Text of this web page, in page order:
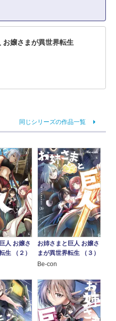
お嬢さまが異世界転生
同じシリーズの作品一覧
人 お嬢さ
生 （２）
お姉さまと巨人 お嬢さ
まが異世界転生 （３）
Be-con